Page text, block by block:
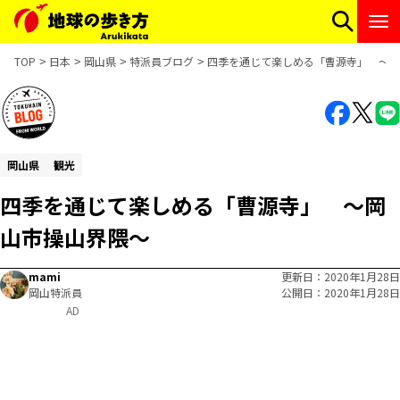
TOP 日本 岡山県 特派員ブログ 四季を通じて楽しめる「曹源寺」 ～
岡山県 観光
四季を通じて楽しめる「曹源寺」 ～岡
山市操山界隈～
mami
岡山特派員
更新日
2020年1月28日
公開日
2020年1月28日
AD